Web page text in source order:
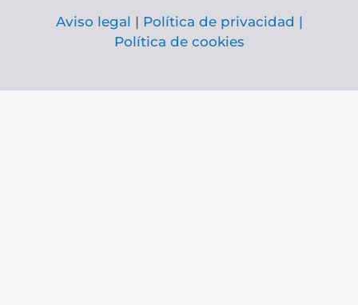
Aviso legal | Política de privacidad |
Política de cookies